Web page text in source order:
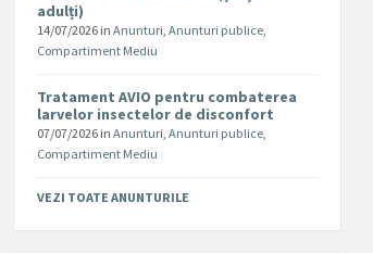
adulți)
14/07/2026 inAnunturi,Anunturi publice,
Compartiment Mediu
Tratament AVIO pentru combaterea
larvelor insectelor de disconfort
07/07/2026 inAnunturi,Anunturi publice,
Compartiment Mediu
VEZI TOATE ANUNTURILE